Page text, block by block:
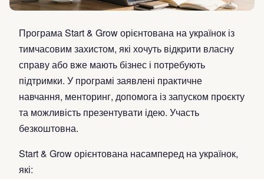
Програма Start & Grow орієнтована на українок із
тимчасовим захистом, які хочуть відкрити власну
справу або вже мають бізнес і потребують
підтримки. У програмі заявлені практичне
навчання, менторинг, допомога із запуском проєкту
та можливість презентувати ідею. Участь
безкоштовна.
Start & Grow орієнтована насамперед на українок,
які: